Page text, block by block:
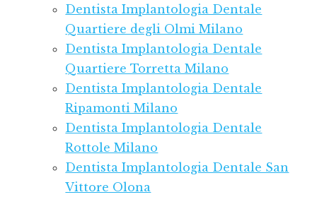
Dentista Implantologia Dentale
Quartiere degli Olmi Milano
Dentista Implantologia Dentale
Quartiere Torretta Milano
Dentista Implantologia Dentale
Ripamonti Milano
Dentista Implantologia Dentale
Rottole Milano
Dentista Implantologia Dentale San
Vittore Olona